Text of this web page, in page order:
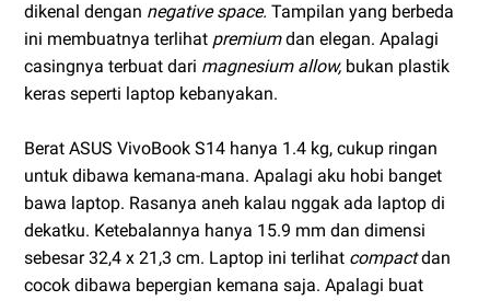
dikenal dengan negative space. Tampilan yang berbeda
ini membuatnya terlihat premiumdan elegan. Apalagi
casingnya terbuat dari magnesium allow, bukan plastik
keras seperti laptop kebanyakan.
Berat ASUS VivoBook S14 hanya 1.4 kg, cukup ringan
untuk dibawa kemana-mana. Apalagi aku hobi banget
bawa laptop. Rasanya aneh kalau nggak ada laptop di
dekatku. Ketebalannya hanya 15.9 mm dan dimensi
sebesar 32,4 x 21,3 cm. Laptop ini terlihat compactdan
cocok dibawa bepergian kemana saja. Apalagi buat